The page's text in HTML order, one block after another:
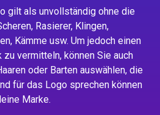
gilt als unvollständig ohne die
Rasierer, Klingen,
Kämme usw. Um jedoch einen
zu vermitteln, können Sie auch
oder Barten auswählen, die
für das Logo sprechen können
Marke.